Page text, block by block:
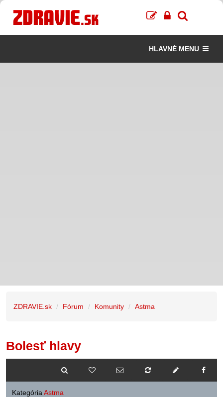
HLAVNÉ MENU
ZDRAVIE.sk Fórum Komunity Astma
Bolesť hlavy
Kategória Astma